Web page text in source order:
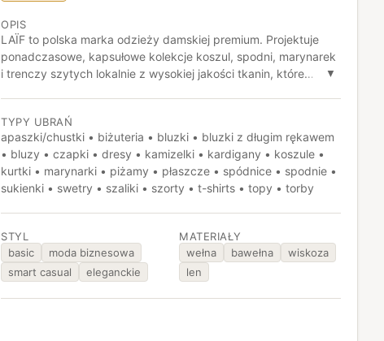
OPIS
LAÏF to polska marka odzieży damskiej premium. Projektuje
ponadczasowe, kapsułowe kolekcje koszul, spodni, marynarek
i trenczy szytych lokalnie z wysokiej jakości tkanin, które
neutralną paletą i naciskiem na detale konstrukcyjne oraz
praktyczne zestawianie ubrań w spójną szafę bazową.
▼
TYPY UBRAŃ
apaszki/chustki • biżuteria • bluzki • bluzki z długim rękawem
• bluzy • czapki • dresy • kamizelki • kardigany • koszule •
kurtki • marynarki • piżamy • płaszcze • spódnice • spodnie •
sukienki • swetry • szaliki • szorty • t-shirts • topy • torby
STYL
basic
moda biznesowa
smart casual
eleganckie
MATERIAŁY
wełna
bawełna
wiskoza
len